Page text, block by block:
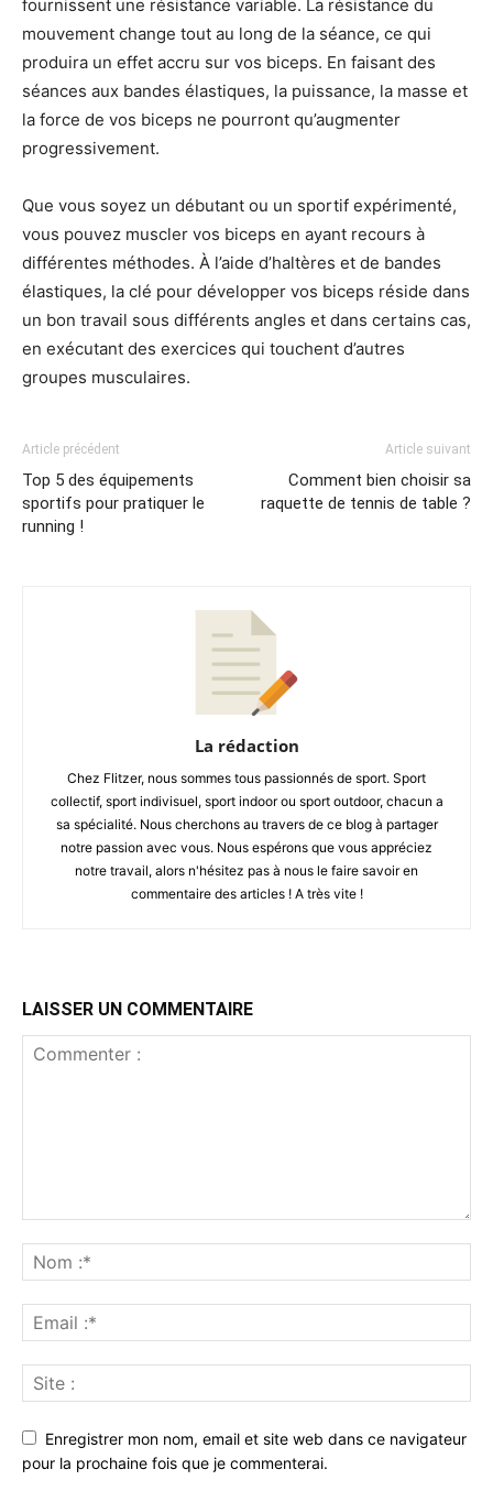
fournissent une résistance variable. La résistance du
mouvement change tout au long de la séance, ce qui
produira un effet accru sur vos biceps. En faisant des
séances aux bandes élastiques, la puissance, la masse et
la force de vos biceps ne pourront qu’augmenter
progressivement.
Que vous soyez un débutant ou un sportif expérimenté,
vous pouvez muscler vos biceps en ayant recours à
différentes méthodes. À l’aide d’haltères et de bandes
élastiques, la clé pour développer vos biceps réside dans
un bon travail sous différents angles et dans certains cas,
en exécutant des exercices qui touchent d’autres
groupes musculaires.
Article précédent
Top 5 des équipements
sportifs pour pratiquer le
running !
Article suivant
Comment bien choisir sa
raquette de tennis de table ?
La rédaction
Chez Flitzer, nous sommes tous passionnés de sport. Sport
collectif, sport indivisuel, sport indoor ou sport outdoor, chacun a
sa spécialité. Nous cherchons au travers de ce blog à partager
notre passion avec vous. Nous espérons que vous appréciez
notre travail, alors n'hésitez pas à nous le faire savoir en
commentaire des articles ! A très vite !
LAISSER UN COMMENTAIRE
Enregistrer mon nom, email et site web dans ce navigateur
pour la prochaine fois que je commenterai.